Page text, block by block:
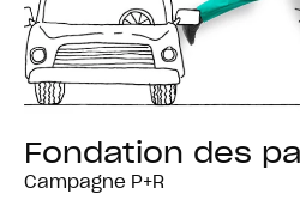
Fondation des
Campagne P+R